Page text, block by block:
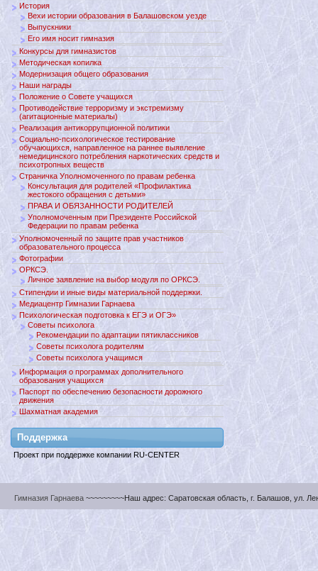
История
Вехи истории образования в Балашовском уезде
Выпускники
Его имя носит гимназия
Конкурсы для гимназистов
Методическая копилка
Модернизация общего образования
Наши награды
Положение о Совете учащихся
Противодействие терроризму и экстремизму
(агитационные материалы)
Реализация антикоррупционной политики
Социально-психологическое тестирование
обучающихся, направленное на раннее выявление
немедицинского потребления наркотических средств и
психотропных веществ
Страничка Уполномоченного по правам ребенка
Консультация для родителей «Профилактика
жестокого обращения с детьми»
ПРАВА И ОБЯЗАННОСТИ РОДИТЕЛЕЙ
Уполномоченным при Президенте Российской
Федерации по правам ребенка
Уполномоченный по защите прав участников
образовательного процесса
Фотографии
ОРКСЭ.
Личное заявление на выбор модуля по ОРКСЭ.
Стипендии и иные виды материальной поддержки.
Медиацентр Гимназии Гарнаева
Психологическая подготовка к ЕГЭ и ОГЭ»
Советы психолога
Рекомендации по адаптации пятиклассников
Советы психолога родителям
Советы психолога учащимся
Информация о программах дополнительного
образования учащихся
Паспорт по обеспечению безопасности дорожного
движения
Шахматная академия
Поддержкa
Проект при поддержке компании RU-CENTER
Гимназия Гарнаева ~~~~~~~~~Наш адрес: Саратовская область, г. Балашов, ул.